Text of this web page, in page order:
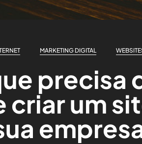
MARKETING DIGITAL
precisa
criar um